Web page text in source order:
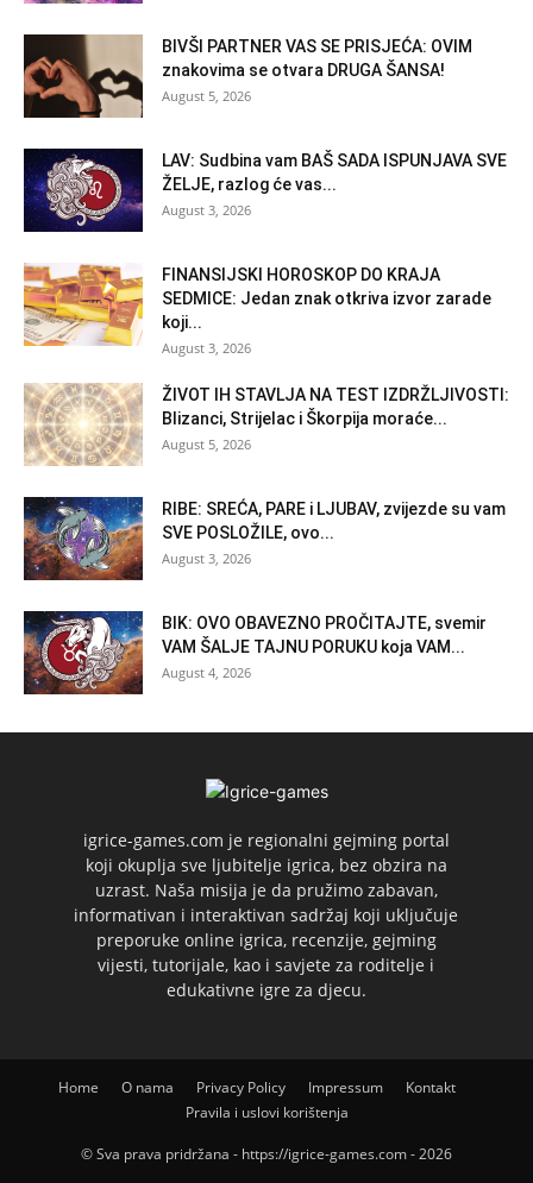
BIVŠI PARTNER VAS SE PRISJEĆA: OVIM
znakovima se otvara DRUGA ŠANSA!
August 5, 2026
LAV: Sudbina vam BAŠ SADA ISPUNJAVA SVE
ŽELJE, razlog će vas...
August 3, 2026
FINANSIJSKI HOROSKOP DO KRAJA
SEDMICE: Jedan znak otkriva izvor zarade
koji...
August 3, 2026
ŽIVOT IH STAVLJA NA TEST IZDRŽLJIVOSTI:
Blizanci, Strijelac i Škorpija moraće...
August 5, 2026
RIBE: SREĆA, PARE i LJUBAV, zvijezde su vam
SVE POSLOŽILE, ovo...
August 3, 2026
BIK: OVO OBAVEZNO PROČITAJTE, svemir
VAM ŠALJE TAJNU PORUKU koja VAM...
August 4, 2026
igrice-games.com je regionalni gejming portal
koji okuplja sve ljubitelje igrica, bez obzira na
uzrast. Naša misija je da pružimo zabavan,
informativan i interaktivan sadržaj koji uključuje
preporuke online igrica, recenzije, gejming
vijesti, tutorijale, kao i savjete za roditelje i
edukativne igre za djecu.
Home O nama Privacy Policy Impressum
Kontakt
Pravila i uslovi korištenja
© Sva prava pridržana - https://igrice-games.com - 2026